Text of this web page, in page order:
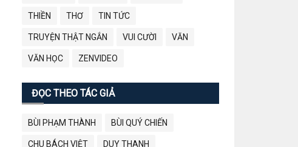
THIỀN THƠ TIN TỨC
TRUYỆN THẬT NGẮN VUI CƯỜI VĂN
VĂN HỌC ZENVIDEO
ĐỌC THEO TÁC GIẢ
BÙI PHẠM THÀNH BÙI QUÝ CHIẾN
CHU BÁCH VIỆT DUY THANH